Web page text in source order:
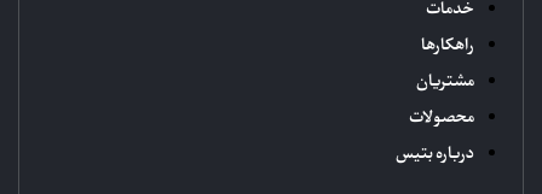
خدمات
راهکارها
مشتریان
محصولات
درباره بتیس